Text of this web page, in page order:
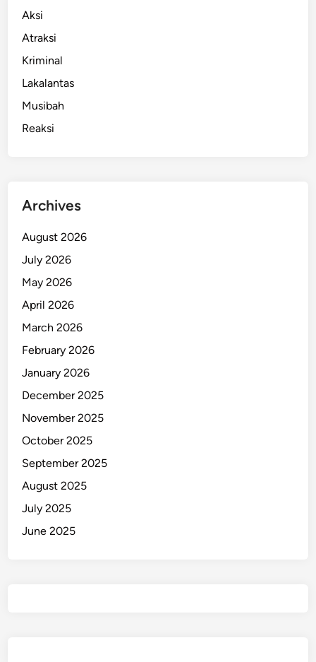
Aksi
Atraksi
Kriminal
Lakalantas
Musibah
Reaksi
Archives
August 2026
July 2026
May 2026
April 2026
March 2026
February 2026
January 2026
December 2025
November 2025
October 2025
September 2025
August 2025
July 2025
June 2025